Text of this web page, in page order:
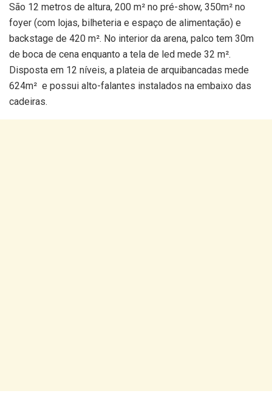
São 12 metros de altura, 200 m² no pré-show, 350m² no
foyer (com lojas, bilheteria e espaço de alimentação) e
backstage de 420 m². No interior da arena, palco tem 30m
de boca de cena enquanto a tela de led mede 32 m².
Disposta em 12 níveis, a plateia de arquibancadas mede
624m² e possui alto-falantes instalados na embaixo das
cadeiras.